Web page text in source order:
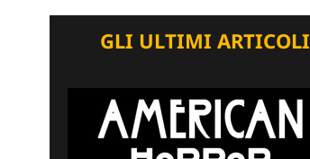
GLI ULTIMI ARTICOLI